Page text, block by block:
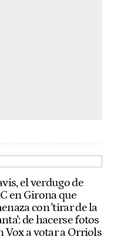
el verdugo de
en Girona que
con 'tirar de la
de hacerse fotos
Vox a votar a Orriols